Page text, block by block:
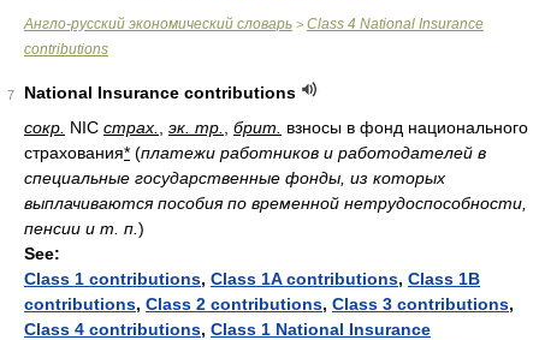
Англо-русский экономический словарь > Class 4 National Insurance
contributions
7
National Insurance contributions
сокр. NIC страх. эк. тр. брит.
взносы в фонд национального
страхования* (платежи работников и работодателей в
специальные государственные фонды, из которых
выплачиваются пособия по временной нетрудоспособности,
пенсии и т. п. )
See:
Class 1 contributions, Class 1A contributions, Class 1B
contributions, Class 2 contributions, Class 3 contributions,
Class 4 contributions, Class 1 National Insurance